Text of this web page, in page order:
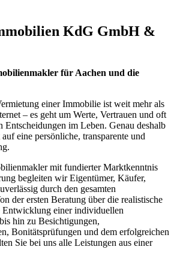
KdG GmbH &
für Aachen und die
einer Immobilie ist weit mehr als
– es geht um Werte, Vertrauen und oft
Entscheidungen im Leben. Genau deshalb
eine persönliche, transparente und
mit fundierter Marktkenntnis
begleiten wir Eigentümer, Käufer,
durch den gesamten
der ersten Beratung über die realistische
einer individuellen
hin zu Besichtigungen,
Bonitätsprüfungen und dem erfolgreichen
Sie bei uns alle Leistungen aus einer